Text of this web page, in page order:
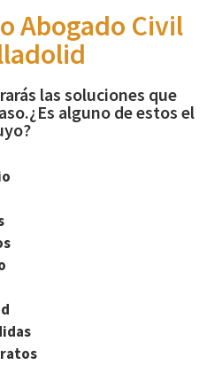
Abogado Civil
las soluciones que
alguno de estos el